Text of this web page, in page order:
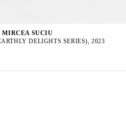
MIRCEA SUCIU
DELIGHTS SERIES), 2023